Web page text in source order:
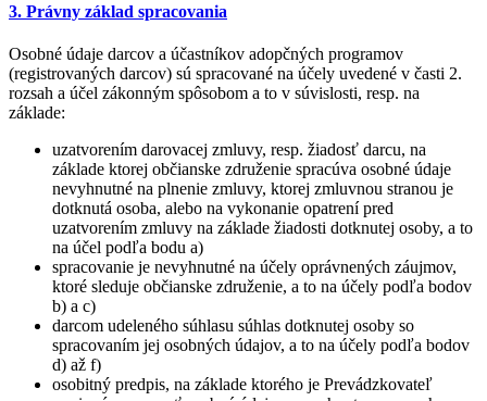
3. Právny základ spracovania
Osobné údaje darcov a účastníkov adopčných programov
(registrovaných darcov) sú spracované na účely uvedené v časti 2.
rozsah a účel zákonným spôsobom a to v súvislosti, resp. na
základe:
uzatvorením darovacej zmluvy, resp. žiadosť darcu, na
základe ktorej občianske združenie spracúva osobné údaje
nevyhnutné na plnenie zmluvy, ktorej zmluvnou stranou je
dotknutá osoba, alebo na vykonanie opatrení pred
uzatvorením zmluvy na základe žiadosti dotknutej osoby, a to
na účel podľa bodu a)
spracovanie je nevyhnutné na účely oprávnených záujmov,
ktoré sleduje občianske združenie, a to na účely podľa bodov
b) a c)
darcom udeleného súhlasu súhlas dotknutej osoby so
spracovaním jej osobných údajov, a to na účely podľa bodov
d) až f)
osobitný predpis, na základe ktorého je Prevádzkovateľ